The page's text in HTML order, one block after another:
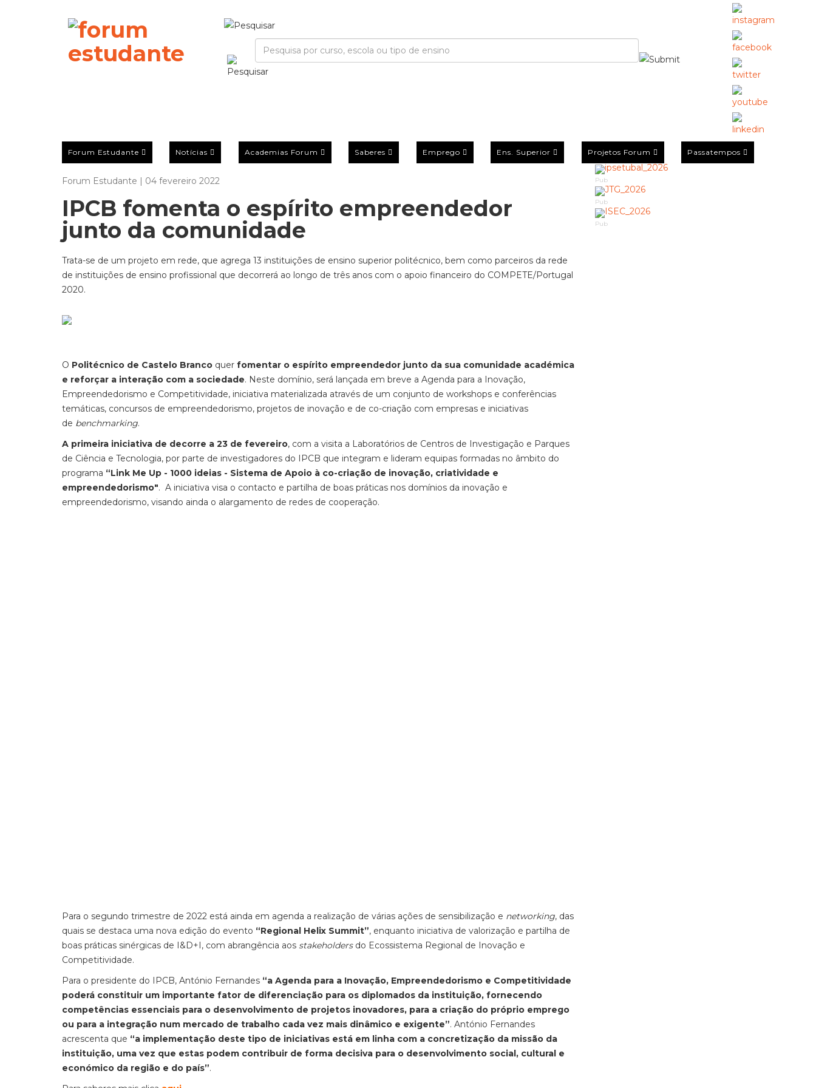
Forum Estudante Notícias Academias Forum Saberes Emprego Ens. Superior Projetos Forum Passatempos
Forum Estudante | 04 fevereiro 2022
IPCB fomenta o espírito empreendedor
junto da comunidade
Trata-se de um projeto em rede, que agrega 13 instituições de ensino superior politécnico, bem como parceiros da rede
de instituições de ensino profissional que decorrerá ao longo de três anos com o apoio financeiro do COMPETE/Portugal
2020.
O Politécnico de Castelo Branco quer fomentar o espírito empreendedor junto da sua comunidade académica
e reforçar a interação com a sociedade. Neste domínio, será lançada em breve a Agenda para a Inovação,
Empreendedorismo e Competitividade, iniciativa materializada através de um conjunto de workshops e conferências
temáticas, concursos de empreendedorismo, projetos de inovação e de co-criação com empresas e iniciativas
de benchmarking.
A primeira iniciativa de decorre a 23 de fevereiro, com a visita a Laboratórios de Centros de Investigação e Parques
de Ciência e Tecnologia, por parte de investigadores do IPCB que integram e lideram equipas formadas no âmbito do
programa “Link Me Up - 1000 ideias - Sistema de Apoio à co-criação de inovação, criatividade e
empreendedorismo". A iniciativa visa o contacto e partilha de boas práticas nos domínios da inovação e
empreendedorismo, visando ainda o alargamento de redes de cooperação.
Para o segundo trimestre de 2022 está ainda em agenda a realização de várias ações de sensibilização e networking, das
quais se destaca uma nova edição do evento “Regional Helix Summit”, enquanto iniciativa de valorização e partilha de
boas práticas sinérgicas de I&D+I, com abrangência aos stakeholdersdo Ecossistema Regional de Inovação e
Competitividade.
Para o presidente do IPCB, António Fernandes “a Agenda para a Inovação, Empreendedorismo e Competitividade
poderá constituir um importante fator de diferenciação para os diplomados da instituição, fornecendo
competências essenciais para o desenvolvimento de projetos inovadores, para a criação do próprio emprego
ou para a integração num mercado de trabalho cada vez mais dinâmico e exigente”. António Fernandes
acrescenta que “a implementação deste tipo de iniciativas está em linha com a concretização da missão da
instituição, uma vez que estas podem contribuir de forma decisiva para o desenvolvimento social, cultural e
económico da região e do país”.
Pub
Pub
Pub